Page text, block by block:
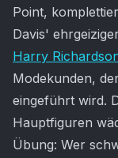
Point,
Davis'
Harry
Modekunden,
eingeführt wird.
Hauptfiguren
Übung: Wer